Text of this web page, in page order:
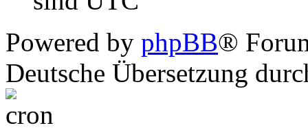
Powered by phpBB®
Deutsche Übersetzung